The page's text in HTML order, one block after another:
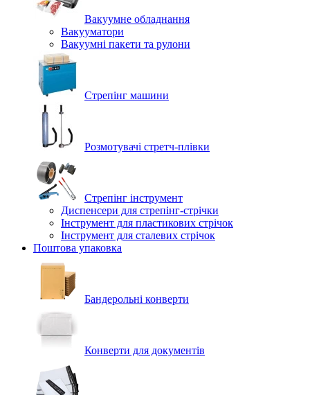
Вакуумне обладнання
Вакууматори
Вакуумні пакети та рулони
Стрепінг машини
Розмотувачі стретч-плівки
Стрепінг інструмент
Диспенсери для стрепінг-стрічки
Інструмент для пластикових стрічок
Інструмент для сталевих стрічок
Поштова упаковка
Бандерольні конверти
Конверти для документів